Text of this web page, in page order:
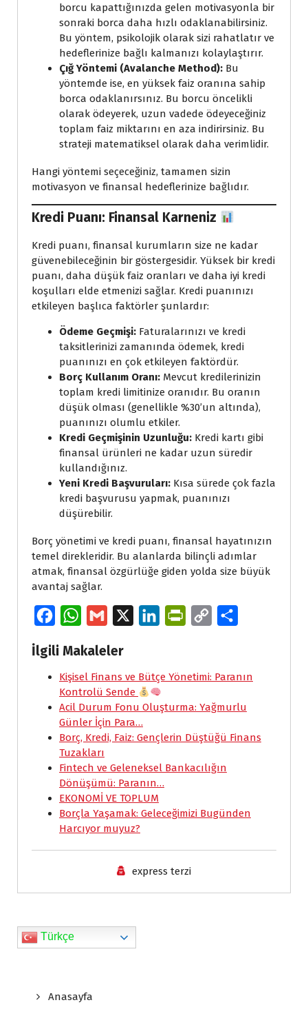
borcu kapattığınızda gelen motivasyonla bir
sonraki borca daha hızlı odaklanabilirsiniz.
Bu yöntem, psikolojik olarak sizi rahatlatır ve
hedeflerinize bağlı kalmanızı kolaylaştırır.
Çığ Yöntemi (Avalanche Method): Bu
yöntemde ise, en yüksek faiz oranına sahip
borca odaklanırsınız. Bu borcu öncelikli
olarak ödeyerek, uzun vadede ödeyeceğiniz
toplam faiz miktarını en aza indirirsiniz. Bu
strateji matematiksel olarak daha verimlidir.
Hangi yöntemi seçeceğiniz, tamamen sizin
motivasyon ve finansal hedeflerinize bağlıdır.
Kredi Puanı: Finansal Karneniz
Kredi puanı, finansal kurumların size ne kadar
güvenebileceğinin bir göstergesidir. Yüksek bir kredi
puanı, daha düşük faiz oranları ve daha iyi kredi
koşulları elde etmenizi sağlar. Kredi puanınızı
etkileyen başlıca faktörler şunlardır:
Ödeme Geçmişi: Faturalarınızı ve kredi
taksitlerinizi zamanında ödemek, kredi
puanınızı en çok etkileyen faktördür.
Borç Kullanım Oranı: Mevcut kredilerinizin
toplam kredi limitinize oranıdır. Bu oranın
düşük olması (genellikle %30’un altında),
puanınızı olumlu etkiler.
Kredi Geçmişinin Uzunluğu: Kredi kartı gibi
finansal ürünleri ne kadar uzun süredir
kullandığınız.
Yeni Kredi Başvuruları: Kısa sürede çok fazla
kredi başvurusu yapmak, puanınızı
düşürebilir.
Borç yönetimi ve kredi puanı, finansal hayatınızın
temel direkleridir. Bu alanlarda bilinçli adımlar
atmak, finansal özgürlüğe giden yolda size büyük
avantaj sağlar.
c
e
b
o
o
k
W
a
t
s
A
p
p
a
i
l
k
e
I
n
n
r
i
d
y
n
k
r
İlgili Makaleler
Kişisel Finans ve Bütçe Yönetimi: Paranın
Kontrolü Sende
Acil Durum Fonu Oluşturma: Yağmurlu
Günler İçin Para…
Borç, Kredi, Faiz: Gençlerin Düştüğü Finans
Tuzakları
Fintech ve Geleneksel Bankacılığın
Dönüşümü: Paranın…
EKONOMİ VE TOPLUM
Borçla Yaşamak: Geleceğimizi Bugünden
Harcıyor muyuz?
express terzi
Türkçe
Anasayfa